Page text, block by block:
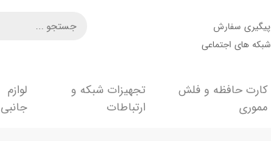
پیگیری سفارش
شبکه های اجتماعی
کارت حافظه و فلش
مموری
تجهیزات شبکه و
ارتباطات
لوازم
جانبی